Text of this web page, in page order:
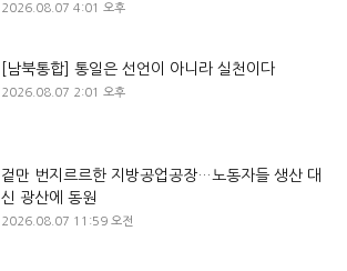
2026.08.07 4:01 오후
[남북통합] 통일은 선언이 아니라 실천이다
2026.08.07 2:01 오후
겉만 번지르르한 지방공업공장…노동자들 생산 대
신 광산에 동원
2026.08.07 11:59 오전